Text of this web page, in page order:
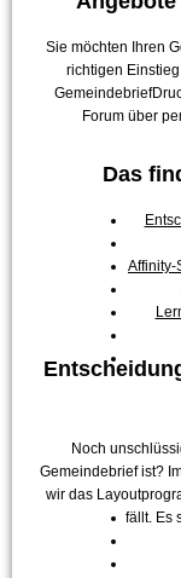
Sie möchten Ihren
richtigen
Forum über
Das
Affinity-
Noch
Gemeindebrief ist?
wir das
fällt. Es